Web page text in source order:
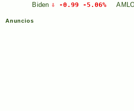
Biden ⇩ -0.99 -5.06%
Anuncios